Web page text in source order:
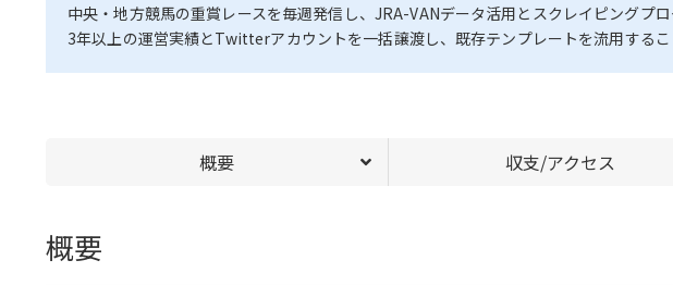
中央・地方競馬の重賞レースを毎週発信し、JRA-VANデータ活用とスクレイピングプ
3年以上の運営実績とTwitterアカウントを一括譲渡し、既存テンプレートを流用するこ
概要 収支/アクセス
概要